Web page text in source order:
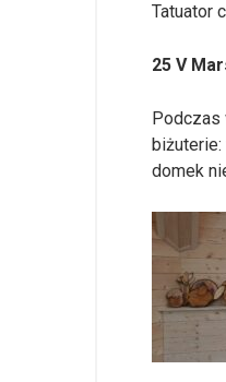
Tatuator
25 V
Podczas
domek